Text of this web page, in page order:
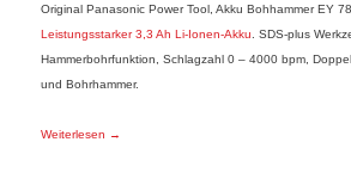
Original Panasonic Power Tool, Akku Bohhammer EY
Leistungsstarker 3,3 Ah Li-Ionen-Akku . SDS-plus
Hammerbohrfunktion, Schlagzahl 0 – 4000 bpm,
und Bohrhammer.
Weiterlesen →